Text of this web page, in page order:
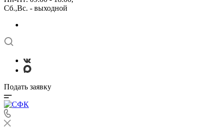
Сб.,Вс. - выходной
Подать заявку